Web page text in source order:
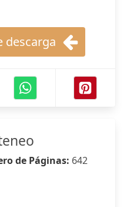
descarga
de Páginas: 642